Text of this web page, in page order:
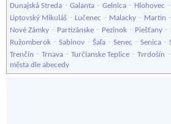
Dunajská Streda - Galanta - Gelnica - Hlohovec -
Liptovský Mikuláš - Lučenec - Malacky - Martin -
Nové Zámky - Partizánske - Pezinok - Piešťany -
Ružomberok - Sabinov - Šaľa - Senec - Senica -
Trenčín - Trnava - Turčianske Teplice - Tvrdošín -
města dle abecedy